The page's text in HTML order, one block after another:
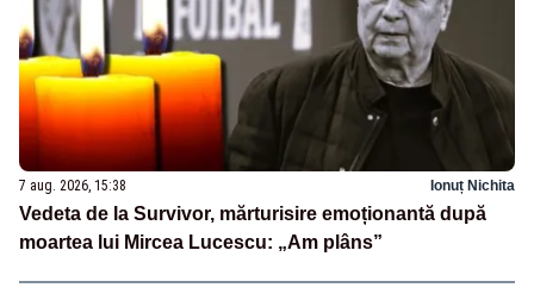
7 aug. 2026, 15:38 Ionuț Nichita
Vedeta de la Survivor, mărturisire emoționantă după
moartea lui Mircea Lucescu: „Am plâns”